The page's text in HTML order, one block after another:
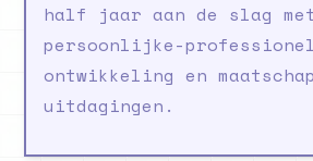
half jaar aan de slag
persoonlijke-
ontwikkeling en
uitdagingen.